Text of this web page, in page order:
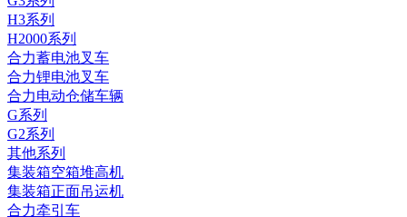
H3系列
H2000系列
合力蓄电池叉车
合力锂电池叉车
合力电动仓储车辆
G系列
G2系列
其他系列
集装箱空箱堆高机
集装箱正面吊运机
合力牵引车